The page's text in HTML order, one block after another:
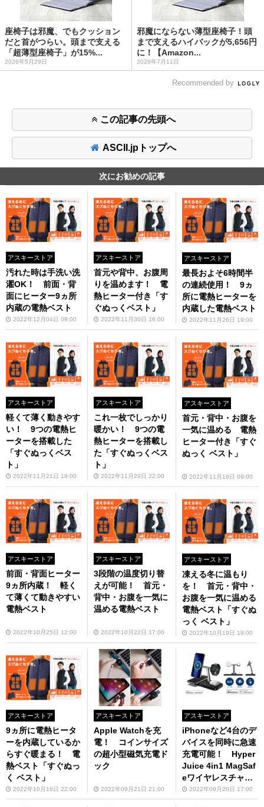
座椅子は邪魔、でもクッション
だと首がつらい。頭まで支える
「超薄型座椅子」が15%...
2026年5月29日
邪魔にならない薄型座椅子！頭
まで支えるハイバックが5,656円
に！【Amazon...
2026年7月11日
Recommended by
この記事の先頭へ
ASCII.jpトップへ
次にお勧めの記事
アスキーストア
汚れた時は手洗い洗
濯OK！ 前面・背
面にヒーター9ヵ所
内蔵の電熱ベスト
2022年12月04日 09:00
アスキーストア
首元や背中、お腹周
りを温めます！ 電
熱ヒーター付き「す
ぐぬっくベスト」
2022年11月30日 16:00
アスキーストア
最長およそ6時間半
の連続使用！ 9ヵ
所に電熱ヒーターを
内蔵した電熱ベスト
2022年11月26日 19:00
アスキーストア
軽くて薄く動きやす
い！ 9つの電熱ヒ
ーターを搭載した
「すぐぬっくベス
ト」
2022年11月21日 19:00
アスキーストア
これ一枚でしっかり
暖かい！ 9つの電
熱ヒーターを搭載し
た「すぐぬっくベス
ト」
2022年11月20日 22:00
アスキーストア
首元・背中・お腹を
一気に温める 電熱
ヒーター付き「すぐ
ぬっく ベスト」
2022年11月19日 09:00
アスキーストア
前面・背面ヒーター
9ヵ所内蔵！ 軽く
て薄くて動きやすい
電熱ベスト
2022年10月25日 12:00
アスキーストア
3段階の温度切り替
えが可能！ 首元・
背中・お腹を一気に
温める電熱ベスト
2022年10月22日 17:00
アスキーストア
凍える冬に温もり
を！ 首元・背中・
お腹を一気に温める
電熱ベスト「すぐぬ
っく ベスト」
2022年10月19日 19:00
アスキーストア
9ヵ所に電熱ヒータ
ーを内蔵しているか
らすぐ暖まる！ 電
熱ベスト「すぐぬっ
く ベスト」
2022年10月18日 22:00
アスキーストア
Apple Watchを充
電！ コインサイズ
の超小型磁気充電ド
ック
2022年09月21日 21:00
アスキーストア
iPhoneなど4台のデ
バイスを同時に急速
充電可能！ Hyper
Juice 4in1 MagSaf
eワイヤレスチャー
ジャー
2022年09月20日 17:00